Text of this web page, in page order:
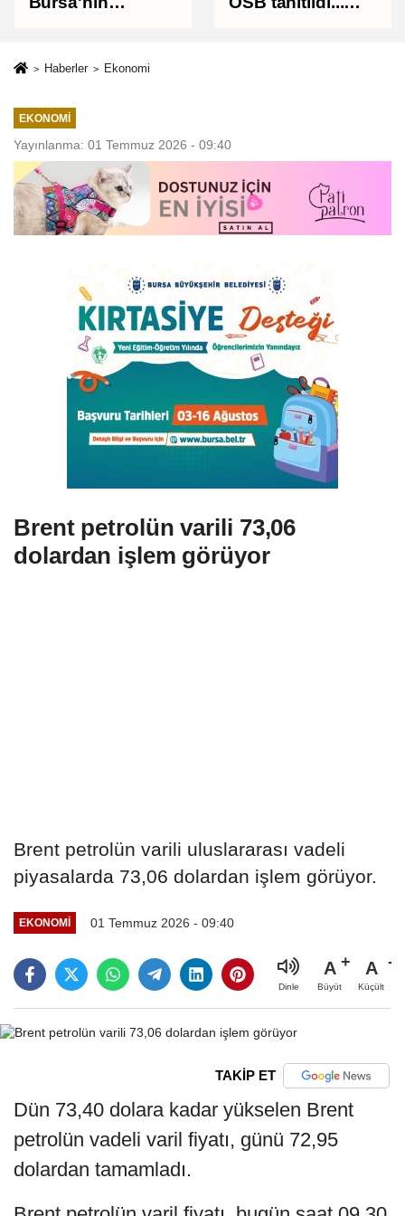
anlayışla
Haberler Ekonomi
EKONOMI
Yayınlanma: 01 Temmuz 2026 - 09:40
Brent petrolün varili 73,06
dolardan işlem görüyor
Brent petrolün varili uluslararası vadeli
piyasalarda 73,06 dolardan işlem görüyor.
EKONOMI 01 Temmuz 2026 - 09:40
Dinle
A
Büyüt
A
Küçült
TAKİP ET
Dün 73,40 dolara kadar yükselen Brent
petrolün vadeli varil fiyatı, günü 72,95
dolardan tamamladı.